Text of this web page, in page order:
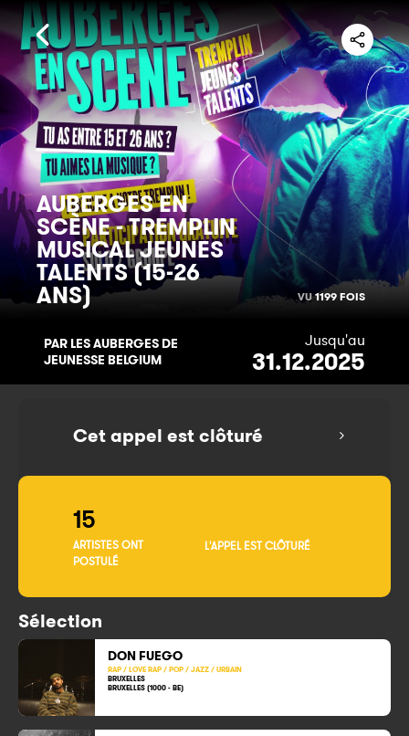
AUBERGES EN
SCÈNE - TREMPLIN
MUSICAL JEUNES
TALENTS (15-26
ANS) VU1199 FOIS
PAR LES AUBERGES DE
JEUNESSE BELGIUM
Jusqu'au
31.12.2025
Cet appel est clôturé
15
ARTISTES ONT
POSTULÉ
L'APPEL EST CLÔTURÉ
Sélection
DON FUEGO
RAP / LOVE RAP / POP / JAZZ / URBAIN
BRUXELLES
BRUXELLES (1000 - BE)